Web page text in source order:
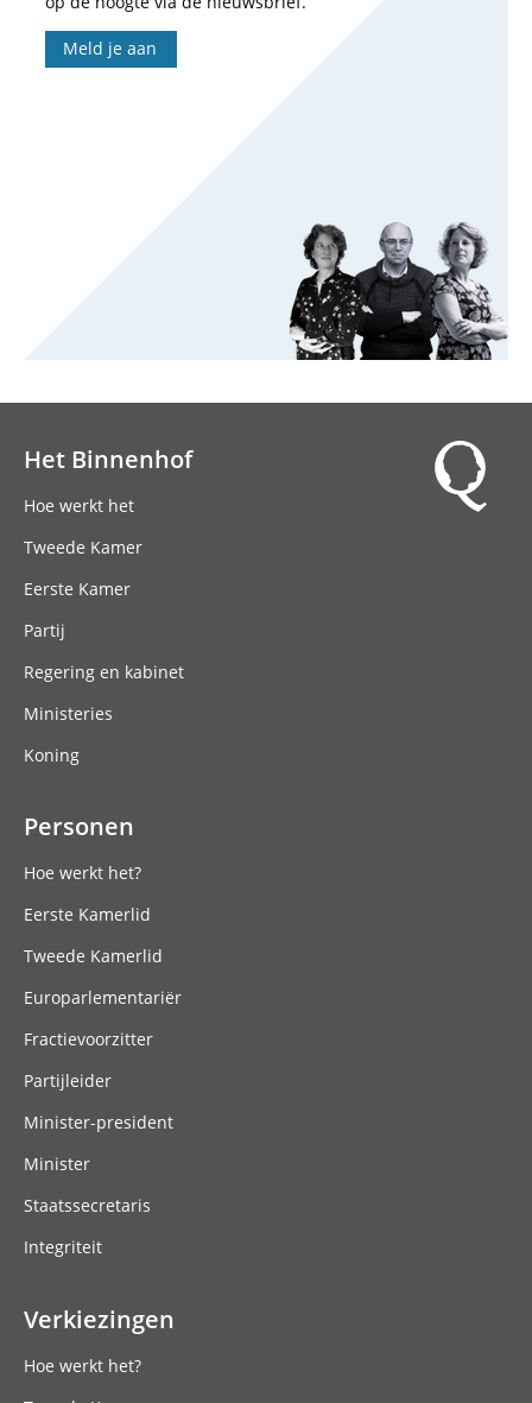
Meld je aan
Het Binnenhof
Hoe werkt het
Tweede Kamer
Eerste Kamer
Partij
Regering en kabinet
Ministeries
Koning
Personen
Hoe werkt het?
Eerste Kamerlid
Tweede Kamerlid
Europarlementariër
Fractievoorzitter
Partijleider
Minister-president
Minister
Staatssecretaris
Integriteit
Verkiezingen
Hoe werkt het?